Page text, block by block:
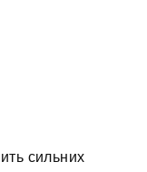
сильних